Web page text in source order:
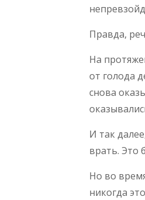
Правда,
На
от голода
снова
И так
врать. Это
Но во
никогда